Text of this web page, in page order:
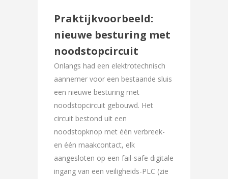
Praktijkvoorbeeld:
nieuwe besturing met
noodstopcircuit
Onlangs had een elektrotechnisch
aannemer voor een bestaande sluis
een nieuwe besturing met
noodstopcircuit gebouwd. Het
circuit bestond uit een
noodstopknop met één verbreek-
en één maakcontact, elk
aangesloten op een fail-safe digitale
ingang van een veiligheids-PLC (zie